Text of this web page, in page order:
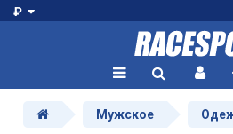
₽
Мужское